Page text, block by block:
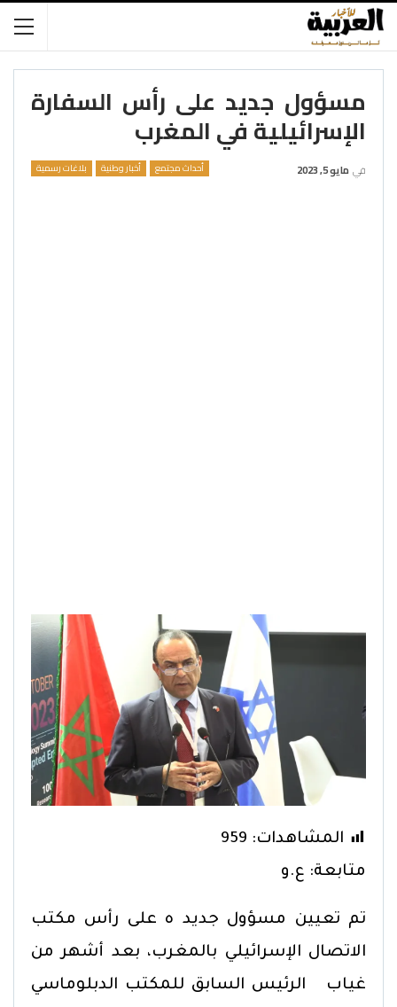
مسؤول جديد على رأس السفارة
الإسرائيلية في المغرب
أحداث مجتمع أخبار وطنية بلاغات رسمية في مايو 5, 2023
المشاهدات: 959
متابعة: ع.و
تم تعيين مسؤول جديد ه على رأس مكتب
الاتصال الإسرائيلي بالمغرب، بعد أشهر من
غياب الرئيس السابق للمكتب الدبلوماسي